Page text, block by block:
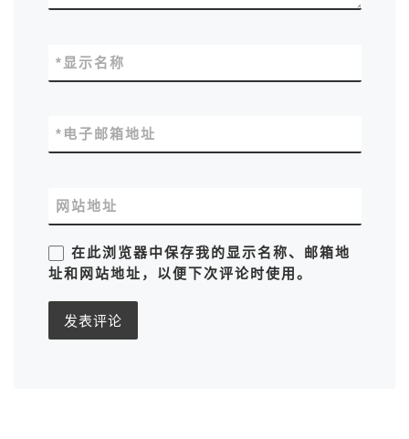
显示名称
*
电子邮箱地址
*
网站地址
在此浏览器中保存我的显示名称、邮箱地
址和网站地址，以便下次评论时使用。